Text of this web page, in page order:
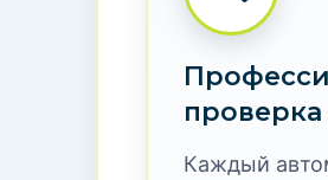
ОСОБЕННОСТИ